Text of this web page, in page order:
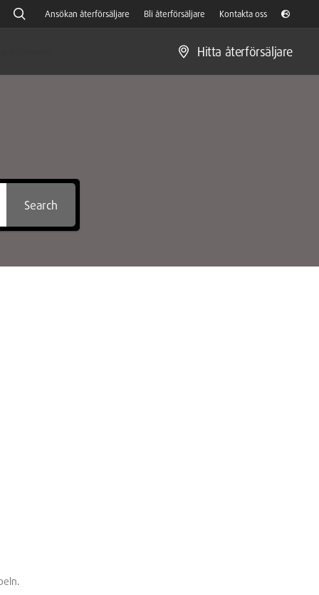
Ansökan återförsäljare Bli återförsäljare Kontakta oss
Hitta återförsäljare
Search